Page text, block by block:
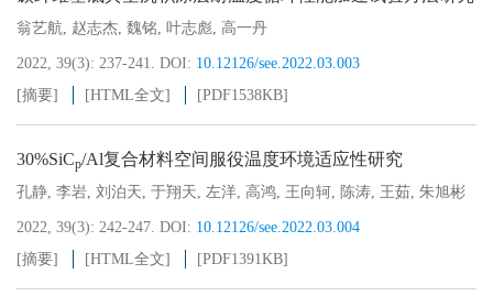
翁艺航, 赵志杰, 魏铭, 叶志彪, 高一丹
2022, 39(3): 237-241. DOI: 10.12126/see.2022.03.003
[摘要]
[HTML全文] [PDF1538KB]
30%SiCp/Al复合材料空间服役温度环境适应性研究
孔静, 李岩, 刘泊天, 于翔天, 左洋, 高鸿, 王向轲, 陈涛, 王茹, 朱旭彬
2022, 39(3): 242-247. DOI: 10.12126/see.2022.03.004
[摘要]
[HTML全文] [PDF1391KB]